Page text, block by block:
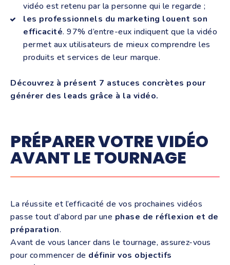
vidéo est retenu par la personne qui le regarde ;
les professionnels du marketing louent son
efficacité. 97% d’entre-eux indiquent que la vidéo
permet aux utilisateurs de mieux comprendre les
produits et services de leur marque.
Découvrez à présent 7 astuces concrètes pour
générer des leads grâce à la vidéo.
PRÉPARER VOTRE VIDÉO
AVANT LE TOURNAGE
La réussite et l’efficacité de vos prochaines vidéos
passe tout d’abord par une phase de réflexion et de
préparation.
Avant de vous lancer dans le tournage, assurez-vous
pour commencer de définir vos objectifs